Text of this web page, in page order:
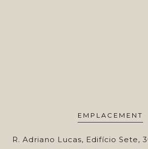
EMPLACEMENT
R. Adriano Lucas, Edifício Sete,